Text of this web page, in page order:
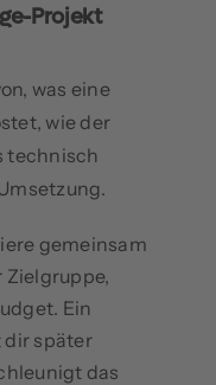
Projekt
was eine
wie der
technisch
gemeinsam
Ein
später
das